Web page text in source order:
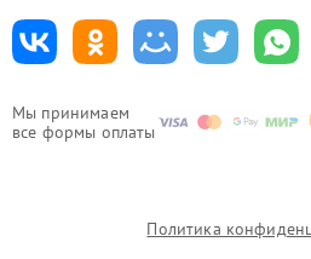
Мы принимаем
все формы оплаты
Политика